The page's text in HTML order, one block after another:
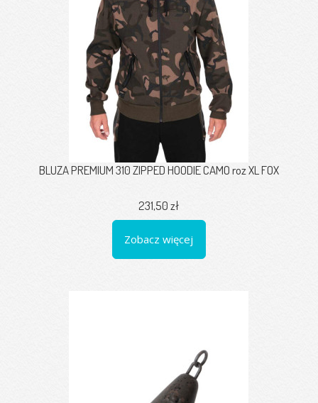
BLUZA PREMIUM 310 ZIPPED HOODIE CAMO roz XL FOX
231,50 zł
Zobacz więcej